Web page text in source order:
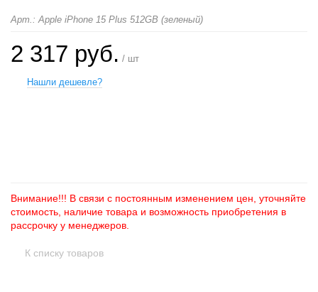
Арт.: Apple iPhone 15 Plus 512GB (зеленый)
2 317 руб. / шт
Нашли дешевле?
Внимание!!! В связи с постоянным изменением цен, уточняйте
стоимость, наличие товара и возможность приобретения в
рассрочку у менеджеров.
К списку товаров